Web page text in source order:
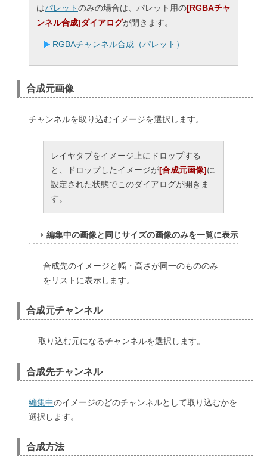
はパレットのみの場合は、パレット用の[RGBAチャ
ンネル合成]ダイアログが開きます。
RGBAチャンネル合成（パレット）
合成元画像
チャンネルを取り込むイメージを選択します。
レイヤタブをイメージ上にドロップする
と、ドロップしたイメージが[合成元画像]に
設定された状態でこのダイアログが開きま
す。
編集中の画像と同じサイズの画像のみを一覧に表示
合成先のイメージと幅・高さが同一のもののみ
をリストに表示します。
合成元チャンネル
取り込む元になるチャンネルを選択します。
合成先チャンネル
編集中のイメージのどのチャンネルとして取り込むかを
選択します。
合成方法